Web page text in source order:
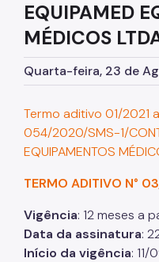
Assessoria de
Assessoria Parlamentar
Atenção Básica
Atenção Especializada
Atenção Hospitalar
Acumulação
Biblioteca de Saúde
Cadastro Nacional de
(CNES)
EQUIPAMED
MÉDICOS
Quarta-feira, 23 de
Termo aditivo 01/2021
054/2020/SMS-1/
EQUIPAMENTOS
TERMO ADITIVO N°
Vigência: 12 meses a
Data da assinatura:
Início da vigência: 11/